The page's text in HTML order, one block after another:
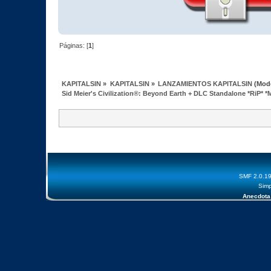
Páginas: [1]
KAPITALSIN » KAPITALSIN » LANZAMIENTOS KAPITALSIN
Sid Meier's Civilization®: Beyond Earth + DLC Standalone *RiP*
SMF 2.0.19
Anecdota